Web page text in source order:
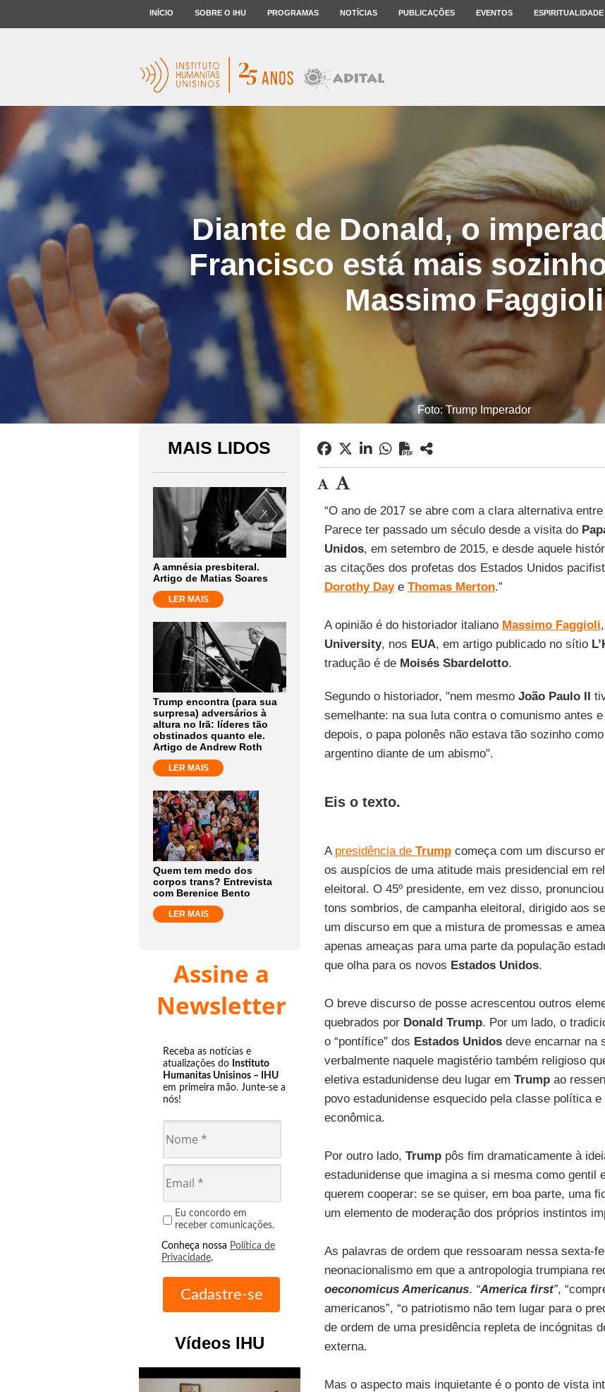
INÍCIO SOBRE O IHU PROGRAMAS NOTÍCIAS PUBLICAÇÕES EVENTOS ESPIRITUALIDADE
Diante de Donald, o
Francisco está mais
Massimo Faggioli
Foto: Trump Imperador
MAIS LIDOS
A amnésia presbiteral.
Artigo de Matias Soares
LER MAIS
Trump encontra (para sua
surpresa) adversários à
altura no Irã: líderes tão
obstinados quanto ele.
Artigo de Andrew Roth
LER MAIS
Quem tem medo dos
corpos trans? Entrevista
com Berenice Bento
LER MAIS
Assine a
Newsletter
Receba as notícias e
atualizações do Instituto
Humanitas Unisinos – IHU
em primeira mão. Junte-se a
nós!
Eu concordo em
receber comunicações.
Conheça nossa Política de
Privacidade.
Vídeos IHU
“O ano de 2017 se abre com a clara alternativa entre
Parece ter passado um século desde a visita do
Unidos, em setembro de 2015, e desde aquele
as citações dos profetas dos Estados Unidos
Dorothy Daye Thomas Merton.”
A opinião é do historiador italiano Massimo Faggioli
University, nos EUA, em artigo publicado no sítio
tradução é de Moisés Sbardelotto.
Segundo o historiador, "nem mesmo João Paulo II
semelhante: na sua luta contra o comunismo antes
depois, o papa polonês não estava tão sozinho
argentino diante de um abismo".
Eis o texto.
A presidência de Trumpcomeça com um discurso
os auspícios de uma atitude mais presidencial em
eleitoral. O 45º presidente, em vez disso,
tons sombrios, de campanha eleitoral, dirigido aos
um discurso em que a mistura de promessas e
apenas ameaças para uma parte da população
que olha para os novos Estados Unidos.
O breve discurso de posse acrescentou outros
quebrados por Donald Trump. Por um lado, o
o “pontífice” dos Estados Unidosdeve encarnar na
verbalmente naquele magistério também religioso
eletiva estadunidense deu lugar em Trumpao
povo estadunidense esquecido pela classe política
econômica.
Por outro lado, Trumppôs fim dramaticamente à
estadunidense que imagina a si mesma como gentil
querem cooperar: se se quiser, em boa parte, uma
um elemento de moderação dos próprios instintos
As palavras de ordem que ressoaram nessa sexta-
neonacionalismo em que a antropologia trumpiana
oeconomicus Americanus. “America first”,
americanos”, “o patriotismo não tem lugar para o
de ordem de uma presidência repleta de incógnitas
externa.
Mas o aspecto mais inquietante é o ponto de vista